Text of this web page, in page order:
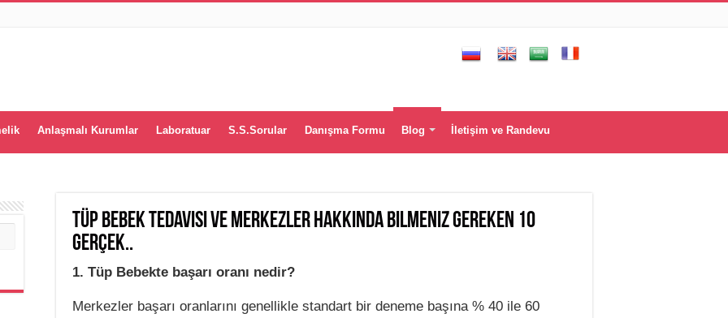
Anlaşmalı Kurumlar Laboratuar S.S.Sorular Danışma Formu Blog İletişim ve Randevu
Tüp bebek tedavisi ve merkezler hakkında bilmeniz gereken 10
Gerçek..
1. Tüp Bebekte başarı oranı nedir?
Merkezler başarı oranlarını genellikle standart bir deneme başına % 40 ile 60